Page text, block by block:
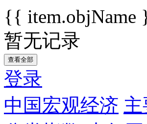
{{ item.objName
暂无记录
查看全部
登录
中国宏观经济